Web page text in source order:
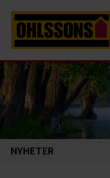
NYHETER